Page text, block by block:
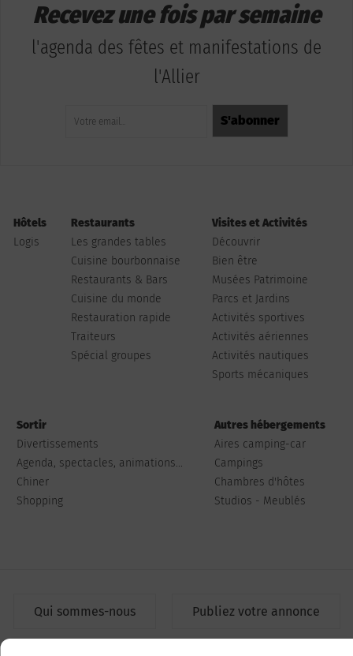
Recevez une fois par semaine
l'agenda des fêtes et manifestations de
l'Allier
Hôtels
Logis
Restaurants
Les grandes tables
Cuisine bourbonnaise
Restaurants & Bars
Cuisine du monde
Restauration rapide
Traiteurs
Spécial groupes
Visites et Activités
Découvrir
Bien être
Musées Patrimoine
Parcs et Jardins
Activités sportives
Activités aériennes
Activités nautiques
Sports mécaniques
Sortir
Divertissements
Agenda, spectacles, animations...
Chiner
Shopping
Autres hébergements
Aires camping-car
Campings
Chambres d'hôtes
Studios - Meublés
Qui sommes-nous Publiez votre annonce